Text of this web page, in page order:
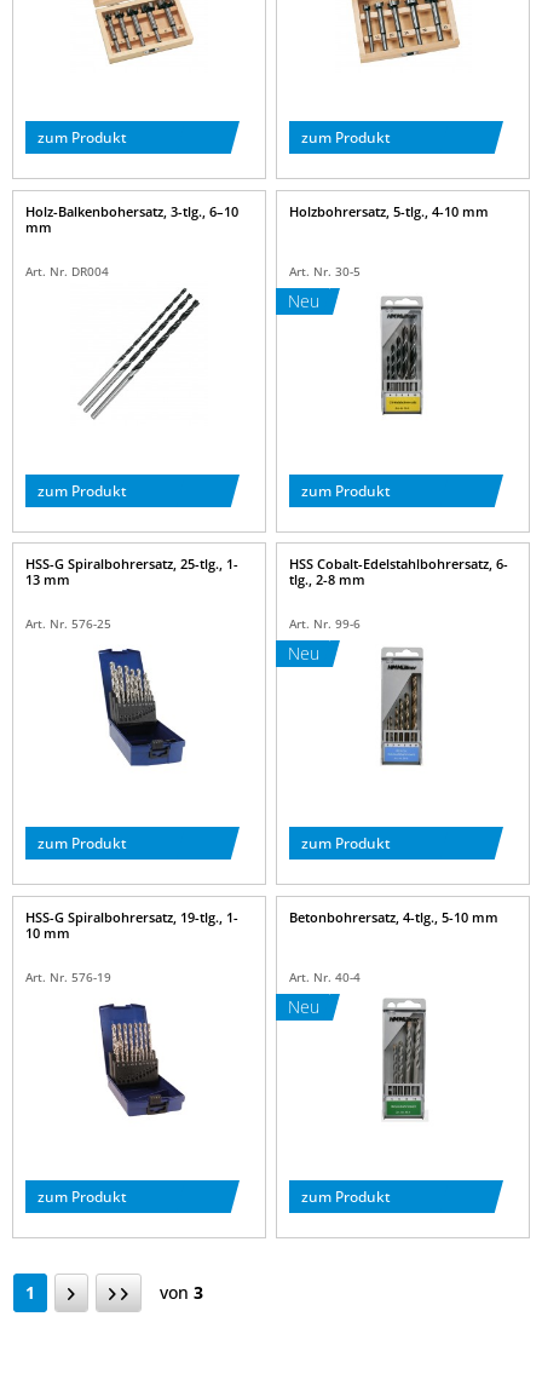
zum Produkt zum Produkt
Holz-Balkenbohersatz, 3-tlg., 6–10
mm
Art. Nr. DR004
zum Produkt
Neu
Holzbohrersatz, 5-tlg., 4-10 mm
Art. Nr. 30-5
zum Produkt
HSS-G Spiralbohrersatz, 25-tlg., 1-
13 mm
Art. Nr. 576-25
zum Produkt
Neu
HSS Cobalt-Edelstahlbohrersatz, 6-
tlg., 2-8 mm
Art. Nr. 99-6
zum Produkt
HSS-G Spiralbohrersatz, 19-tlg., 1-
10 mm
Art. Nr. 576-19
zum Produkt
Neu
Betonbohrersatz, 4-tlg., 5-10 mm
Art. Nr. 40-4
zum Produkt
1 von 3